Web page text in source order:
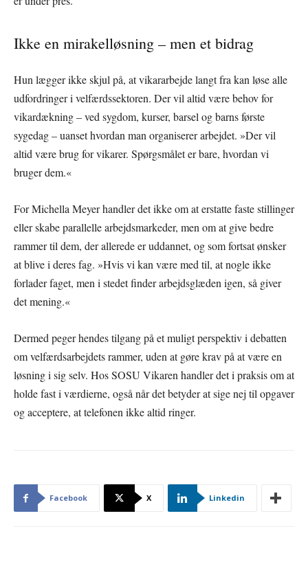
Ikke en mirakelløsning – men et bidrag
Hun lægger ikke skjul på, at vikararbejde langt fra kan løse alle
udfordringer i velfærdssektoren. Der vil altid være behov for
vikardækning – ved sygdom, kurser, barsel og barns første
sygedag – uanset hvordan man organiserer arbejdet. »Der vil
altid være brug for vikarer. Spørgsmålet er bare, hvordan vi
bruger dem.«
For Michella Meyer handler det ikke om at erstatte faste stillinger
eller skabe parallelle arbejdsmarkeder, men om at give bedre
rammer til dem, der allerede er uddannet, og som fortsat ønsker
at blive i deres fag. »Hvis vi kan være med til, at nogle ikke
forlader faget, men i stedet finder arbejdsglæden igen, så giver
det mening.«
Dermed peger hendes tilgang på et muligt perspektiv i debatten
om velfærdsarbejdets rammer, uden at gøre krav på at være en
løsning i sig selv. Hos SOSU Vikaren handler det i praksis om at
holde fast i værdierne, også når det betyder at sige nej til opgaver
og acceptere, at telefonen ikke altid ringer.
Facebook X Linkedin